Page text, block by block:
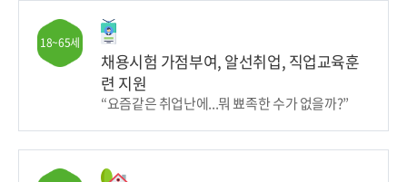
18~65세
채용시험 가점부여, 알선취업, 직업교육훈
련 지원
“요즘같은 취업난에...뭐 뾰족한 수가 없을까?”